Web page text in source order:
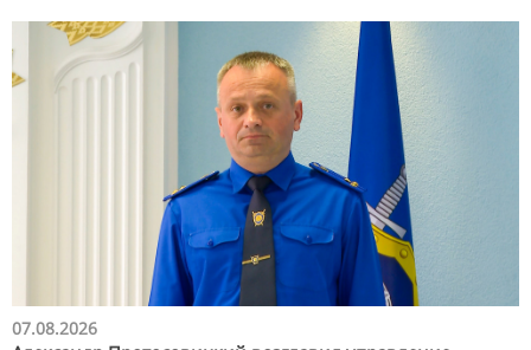
07.08.2026